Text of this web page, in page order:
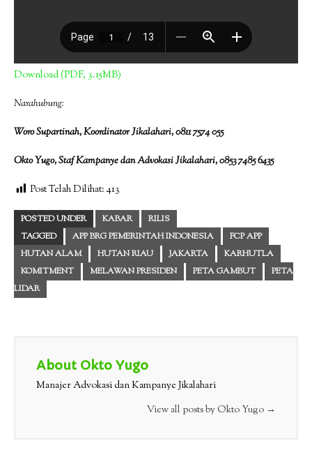
Download (PDF, 3.15MB)
Narahubung:
Woro Supartinah, Koordinator Jikalahari, 0811 7574 055
Okto Yugo, Staf Kampanye dan Advokasi Jikalahari, 0853 7485 6435
Post Telah Dilihat: 413
POSTED UNDER KABAR
RILIS
TAGGED
APP BRG PEMERINTAH INDONESIA
FCP APP
HUTAN ALAM
HUTAN RIAU JAKARTA
KARHUTLA
KOMITMENT
MELAWAN PRESIDEN PETA GAMBUT
PETA
LIDAR
About Okto Yugo
Manajer Advokasi dan Kampanye Jikalahari
View all posts by Okto Yugo →